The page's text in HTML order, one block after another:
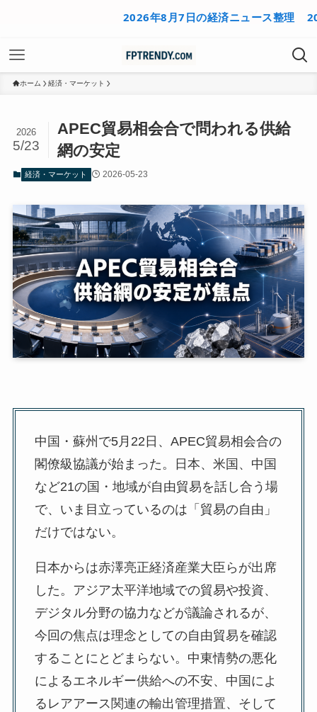
2026年8月7日の経済ニュース整理 2026年8
ホーム 経済・マーケット
APEC貿易相会合で問われる供給
網の安定
2026
5/23
経済・マーケット 2026-05-23
中国・蘇州で5月22日、APEC貿易相会合の
閣僚級協議が始まった。日本、米国、中国
など21の国・地域が自由貿易を話し合う場
で、いま目立っているのは「貿易の自由」
だけではない。
日本からは赤澤亮正経済産業大臣らが出席
した。アジア太平洋地域での貿易や投資、
デジタル分野の協力などが議論されるが、
今回の焦点は理念としての自由貿易を確認
することにとどまらない。中東情勢の悪化
によるエネルギー供給への不安、中国によ
るレアアース関連の輸出管理措置、そして